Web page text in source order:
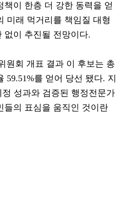
책이 한층 더 강한 동력을 얻
미래 먹거리를 책임질 대형
없이 추진될 전망이다.
원회 개표 결과 이 후보는 총
59.51%를 얻어 당선 됐다. 지
정 성과와 검증된 행정전문가
들의 표심을 움직인 것이란